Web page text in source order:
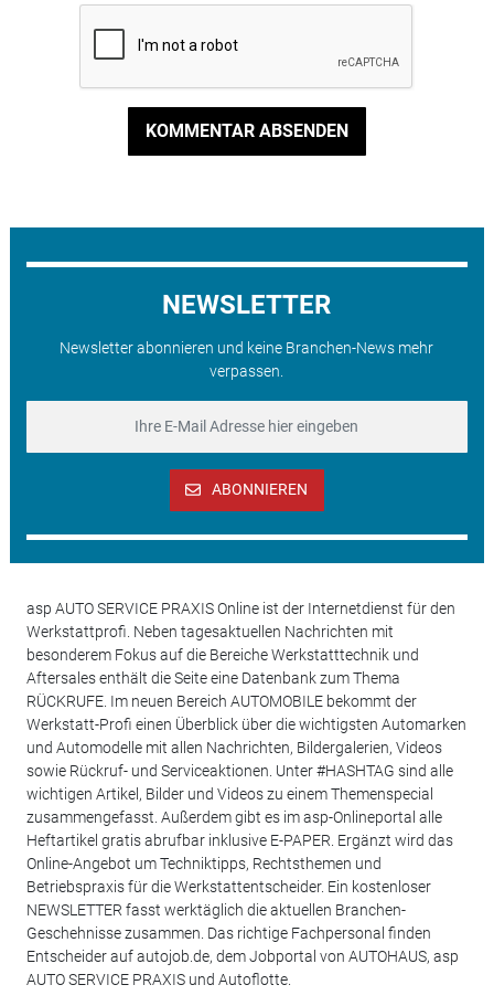
KOMMENTAR ABSENDEN
NEWSLETTER
Newsletter abonnieren und keine Branchen-News mehr
verpassen.
ABONNIEREN
asp AUTO SERVICE PRAXIS Online ist der Internetdienst für den
Werkstattprofi. Neben tagesaktuellen Nachrichten mit
besonderem Fokus auf die Bereiche Werkstatttechnik und
Aftersales enthält die Seite eine Datenbank zum Thema
RÜCKRUFE. Im neuen Bereich AUTOMOBILE bekommt der
Werkstatt-Profi einen Überblick über die wichtigsten Automarken
und Automodelle mit allen Nachrichten, Bildergalerien, Videos
sowie Rückruf- und Serviceaktionen. Unter #HASHTAG sind alle
wichtigen Artikel, Bilder und Videos zu einem Themenspecial
zusammengefasst. Außerdem gibt es im asp-Onlineportal alle
Heftartikel gratis abrufbar inklusive E-PAPER. Ergänzt wird das
Online-Angebot um Techniktipps, Rechtsthemen und
Betriebspraxis für die Werkstattentscheider. Ein kostenloser
NEWSLETTER fasst werktäglich die aktuellen Branchen-
Geschehnisse zusammen. Das richtige Fachpersonal finden
Entscheider auf autojob.de, dem Jobportal von AUTOHAUS, asp
AUTO SERVICE PRAXIS und Autoflotte.